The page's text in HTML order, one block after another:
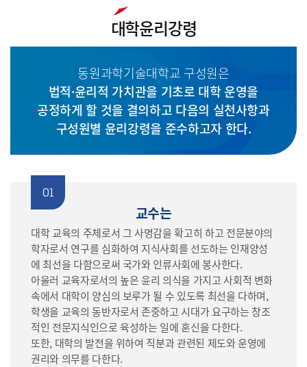
대학윤리강령
동원과학기술대학교 구성원은
법적·윤리적 가치관을 기초로 대학 운영을
공정하게 할 것을 결의하고 다음의 실천사항과
구성원별 윤리강령을 준수하고자 한다.
01
교수는
대학 교육의 주체로서 그 사명감을 확고히 하고 전문분야의
학자로서 연구를 심화하여 지식사회를 선도하는 인재양성
에 최선을 다함으로써 국가와 인류사회에 봉사한다.
아울러 교육자로서의 높은 윤리 의식을 가지고 사회적 변화
속에서 대학이 양심의 보루가 될 수 있도록 최선을 다하며,
학생을 교육의 동반자로서 존중하고 시대가 요구하는 창조
적인 전문지식인으로 육성하는 일에 혼신을 다한다.
또한, 대학의 발전을 위하여 직분과 관련된 제도와 운영에
권리와 의무를 다한다.